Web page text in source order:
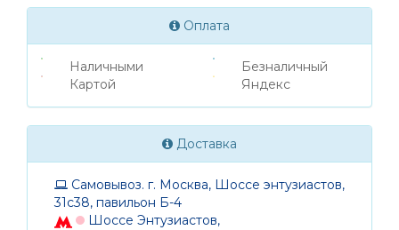
Оплата
Наличными
Картой
Безналичный
Яндекс
Доставка
Самовывоз. г. Москва, Шоссе энтузиастов,
31с38, павильон Б-4
Шоссе Энтузиастов,